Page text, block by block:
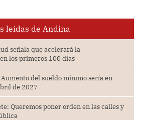
leídas de Andina
señala que acelerará la
los primeros 100 días
del sueldo mínimo sería en
de 2027
Queremos poner orden en las calles y